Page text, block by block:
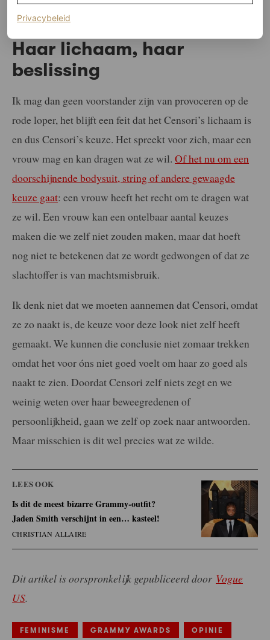
voorliefde heeft voor onthullende kleding.
Haar lichaam, haar
beslissing
Ik mag dan geen voorstander zijn van provoceren op de
rode loper, het blijft een feit dat het Censori’s lichaam is
en dus Censori’s keuze. Het spreekt voor zich, maar een
vrouw mag en kan dragen wat ze wil. Of het nu om een
doorschijnende bodysuit, string of andere gewaagde
keuze gaat: een vrouw heeft het recht om te dragen wat
ze wil. Een vrouw kan een ontelbaar aantal keuzes
maken die we zelf niet zouden maken, maar dat hoeft
nog niet te betekenen dat ze wordt gedwongen of dat ze
slachtoffer is van machtsmisbruik.
Ik denk niet dat we moeten aannemen dat Censori, omdat
ze zo naakt is, de keuze voor deze look niet zelf heeft
gemaakt. We kunnen die conclusie niet zomaar trekken
omdat het voor óns niet goed voelt om haar zo goed als
naakt te zien. Doordat Censori zelf niets zegt en we
weinig weten over haar beweegredenen of
persoonlijkheid, gaan we zelf op zoek naar antwoorden.
Maar misschien is dit wel precies wat ze wilde.
LEES OOK
Is dit de meest bizarre Grammy-outfit?
Jaden Smith verschijnt in een… kasteel!
CHRISTIAN ALLAIRE
Dit artikel is oorspronkelijk gepubliceerd door Vogue
US.
FEMINISME GRAMMY AWARDS OPINIE
Privacybeleid